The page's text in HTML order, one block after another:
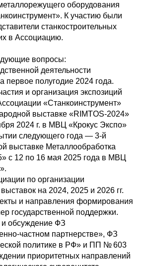
оборудования
К участию были
станкостроительных
в Ассоциацию.
вопросы:
деятельности
первое полугодие 2024 года.
и организация экспозиций
«Станкоинструмент»
выставке «RIMTOS-2024»
2024 г. в МВЦ «Крокус Экспо»
следующего года — 3-й
выставке Металлообработка
c 12 по 16 мая 2025 года в МВЦ
по организации
на 2024, 2025 и 2026 гг.
и направления формирования
государственной поддержки.
и обсуждение ФЗ
частном партнерстве», ФЗ
политике в РФ» и ПП № 603
приоритетных направлений